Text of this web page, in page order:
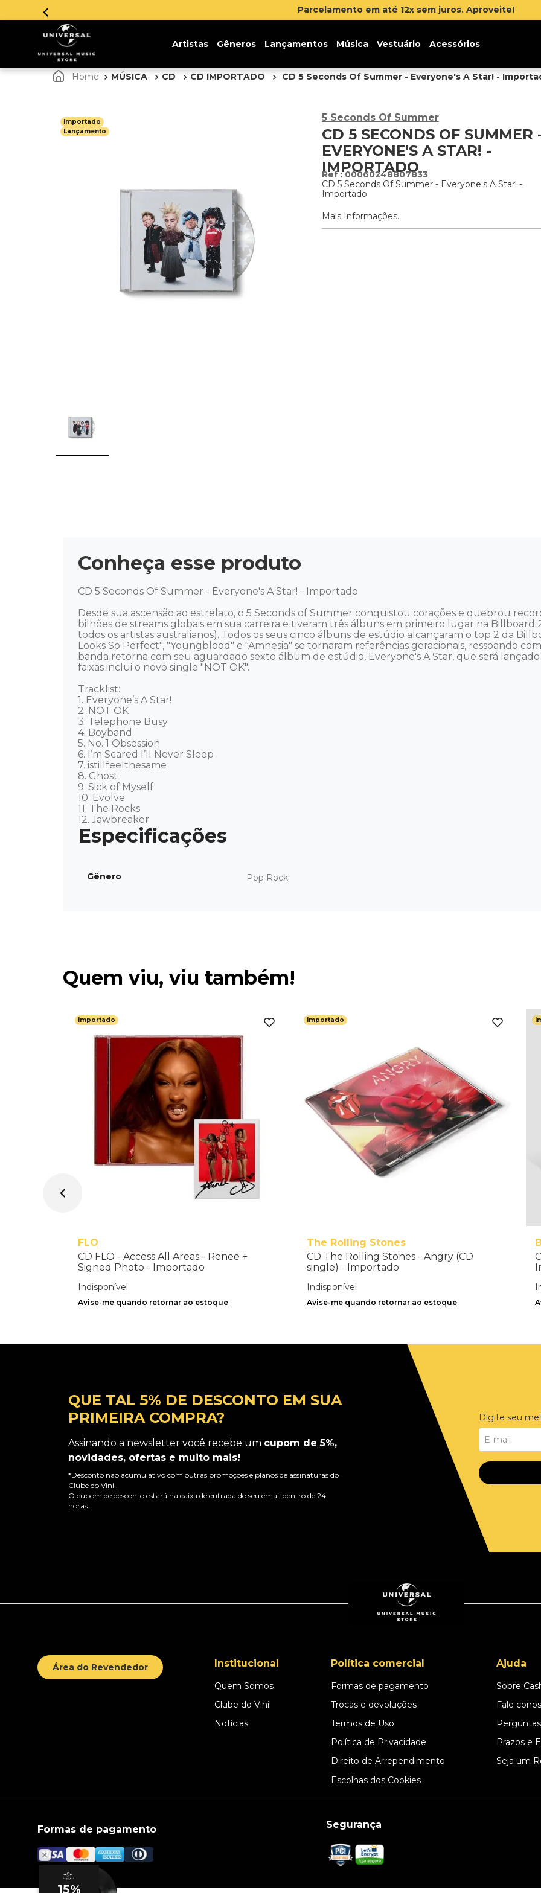
Parcelamento em até 12x sem juros. Aproveite!
Artistas Gêneros Lançamentos Música Vestuário Acessórios
MÚSICA CD CD IMPORTADO CD 5 Seconds Of Summer - Everyone's A Star! -
Importado
Lançamento
5 Seconds Of Summer
CD 5 SECONDS OF SUMMER
EVERYONE'S A STAR! -
IMPORTADO
:00060248807833
CD 5 Seconds Of Summer - Everyone's A Star! -
Importado
Mais Informações.
Conheça esse produto
CD 5 Seconds Of Summer - Everyone's A Star! - Importado
Desde sua ascensão ao estrelato, o 5 Seconds of Summer conquistou corações e quebrou
bilhões de streams globais em sua carreira e tiveram três álbuns em primeiro lugar na
todos os artistas australianos). Todos os seus cinco álbuns de estúdio alcançaram o top 2 da
Looks So Perfect", "Youngblood" e "Amnesia" se tornaram referências geracionais, ressoando
banda retorna com seu aguardado sexto álbum de estúdio, Everyone's A Star, que será
faixas inclui o novo single "NOT OK".
Tracklist:
1. Everyone’s A Star!
2. NOT OK
3. Telephone Busy
4. Boyband
5. No. 1 Obsession
6. I’m Scared I’ll Never Sleep
7. istillfeelthesame
8. Ghost
9. Sick of Myself
10. Evolve
11. The Rocks
12. Jawbreaker
Gênero Pop Rock
Quem viu, viu também!
Importado
FLO
CD FLO - Access All Areas - Renee +
Signed Photo - Importado
Indisponível
Avise-me quando retornar ao estoque
Importado
The Rolling Stones
CD The Rolling Stones - Angry (CD
single) - Importado
Indisponível
Avise-me quando retornar ao estoque
QUE TAL 5% DE DESCONTO EM SUA
PRIMEIRA COMPRA?
Assinando a newsletter você recebe um cupom de 5%,
novidades, ofertas e muito mais!
*Desconto não acumulativo com outras promoções e planos de assinaturas do
Clube do Vinil.
O cupom de desconto estará na caixa de entrada do seu email dentro de 24
horas.
Digite seu
Área do Revendedor Institucional
Quem Somos
Clube do Vinil
Notícias
Política comercial
Formas de pagamento
Trocas e devoluções
Termos de Uso
Política de Privacidade
Direito de Arrependimento
Escolhas dos Cookies
Ajuda
Sobre
Fale
Prazos e
Seja um
Formas de pagamento Segurança